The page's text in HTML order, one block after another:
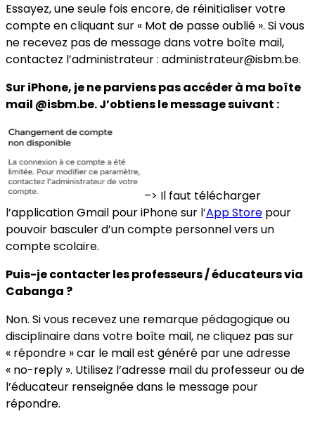
Essayez, une seule fois encore, de réinitialiser votre
compte en cliquant sur « Mot de passe oublié ». Si vous
ne recevez pas de message dans votre boîte mail,
contactez l’administrateur : administrateur@isbm.be.
Sur iPhone, je ne parviens pas accéder à ma boîte
mail @isbm.be. J’obtiens le message suivant :
–> Il faut télécharger
l’application Gmail pour iPhone sur l’App Store pour
pouvoir basculer d’un compte personnel vers un
compte scolaire.
Puis-je contacter les professeurs / éducateurs via
Cabanga ?
Non. Si vous recevez une remarque pédagogique ou
disciplinaire dans votre boîte mail, ne cliquez pas sur
« répondre » car le mail est généré par une adresse
« no-reply ». Utilisez l’adresse mail du professeur ou de
l’éducateur renseignée dans le message pour
répondre.